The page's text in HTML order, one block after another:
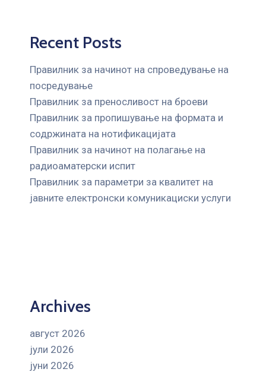
Recent Posts
Правилник за начинот на спроведување на
посредување
Правилник за преносливост на броеви
Правилник за пропишување на формата и
содржината на нотификацијата
Правилник за начинот на полагање на
радиоаматерски испит
Правилник за параметри за квалитет на
јавните елeктронски комуникациски услуги
Archives
август 2026
јули 2026
јуни 2026